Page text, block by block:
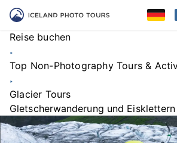
Reise buchen
Top Non-Photography Tours &
Glacier Tours
Gletscherwanderung und